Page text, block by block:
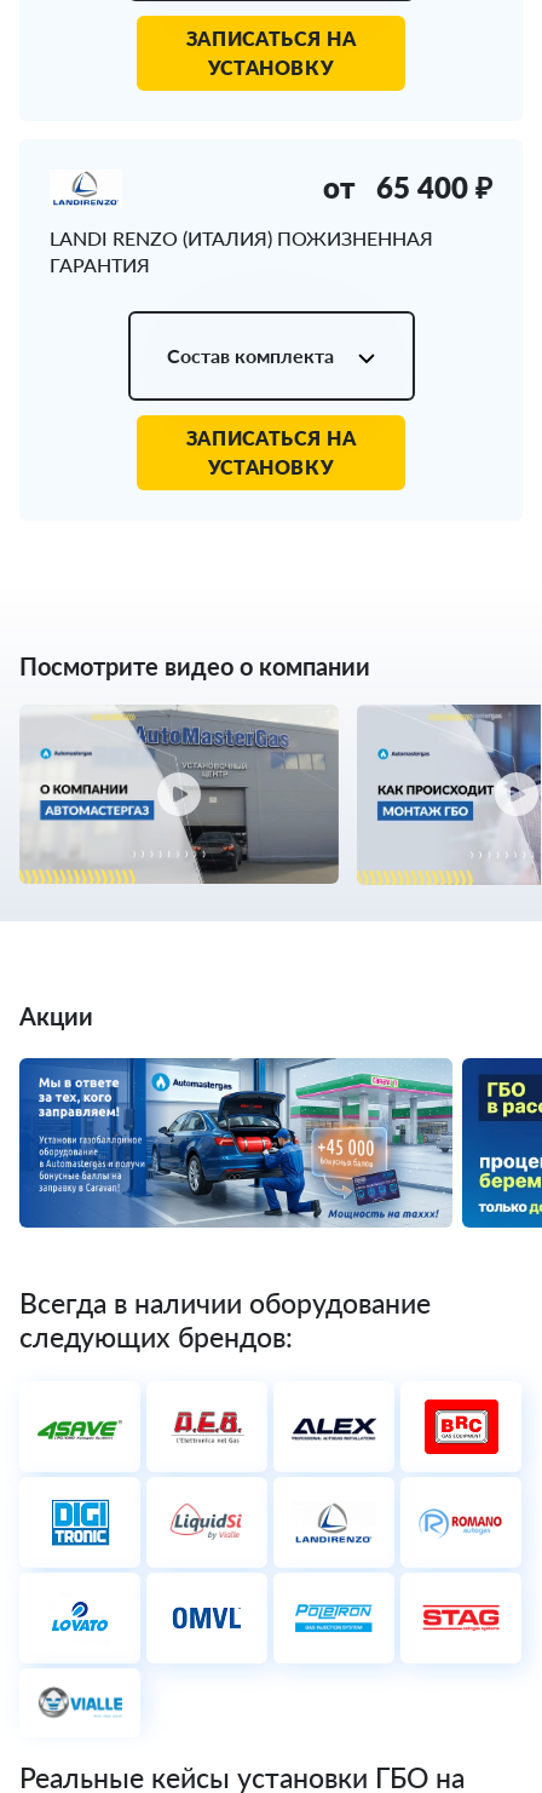
ЗАПИСАТЬСЯ НА
УСТАНОВКУ
LANDI RENZO (ИТАЛИЯ) ПОЖИЗНЕННАЯ
ГАРАНТИЯ
от 65 400 ₽
Состав комплекта
ЗАПИСАТЬСЯ НА
УСТАНОВКУ
Посмотрите видео о компании
Акции
Всегда в наличии оборудование
следующих брендов:
Реальные кейсы установки ГБО на